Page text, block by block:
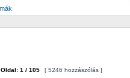
Oldal: 1 / 105 [ 5246 hozzászólás ]